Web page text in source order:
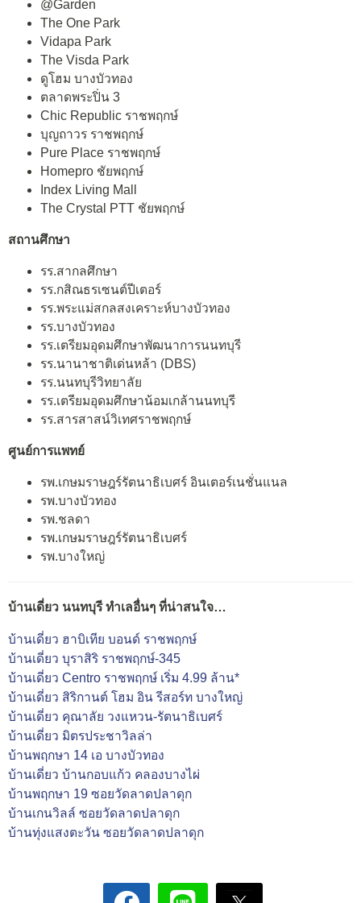
@Garden
The One Park
Vidapa Park
The Visda Park
ดูโฮม บางบัวทอง
ตลาดพระปิ่น 3
Chic Republic ราชพฤกษ์
บุญถาวร ราชพฤกษ์
Pure Place ราชพฤกษ์
Homepro ชัยพฤกษ์
Index Living Mall
The Crystal PTT ชัยพฤกษ์
สถานศึกษา
รร.สากลศึกษา
รร.กสิณธรเซนต์ปีเตอร์
รร.พระแม่สกลสงเคราะห์บางบัวทอง
รร.บางบัวทอง
รร.เตรียมอุดมศึกษาพัฒนาการนนทบุรี
รร.นานาชาติเด่นหล้า (DBS)
รร.นนทบุรีวิทยาลัย
รร.เตรียมอุดมศึกษาน้อมเกล้านนทบุรี
รร.สารสาสน์วิเทศราชพฤกษ์
ศูนย์การแพทย์
รพ.เกษมราษฎร์รัตนาธิเบศร์ อินเตอร์เนชั่นแนล
รพ.บางบัวทอง
รพ.ชลดา
รพ.เกษมราษฎร์รัตนาธิเบศร์
รพ.บางใหญ่
บ้านเดี่ยว นนทบุรี ทำเลอื่นๆ ที่น่าสนใจ…
บ้านเดี่ยว ฮาบิเทีย บอนด์ ราชพฤกษ์
บ้านเดี่ยว บุราสิริ ราชพฤกษ์-345
บ้านเดี่ยว Centro ราชพฤกษ์ เริ่ม 4.99 ล้าน*
บ้านเดี่ยว สิริกานต์ โฮม อิน รีสอร์ท บางใหญ่
บ้านเดี่ยว คุณาลัย วงแหวน-รัตนาธิเบศร์
บ้านเดี่ยว มิตรประชาวิลล่า
บ้านพฤกษา 14 เอ บางบัวทอง
บ้านเดี่ยว บ้านกอบแก้ว คลองบางไผ่
บ้านพฤกษา 19 ซอยวัดลาดปลาดุก
บ้านเกนวิลล์ ซอยวัดลาดปลาดุก
บ้านทุ่งแสงตะวัน ซอยวัดลาดปลาดุก